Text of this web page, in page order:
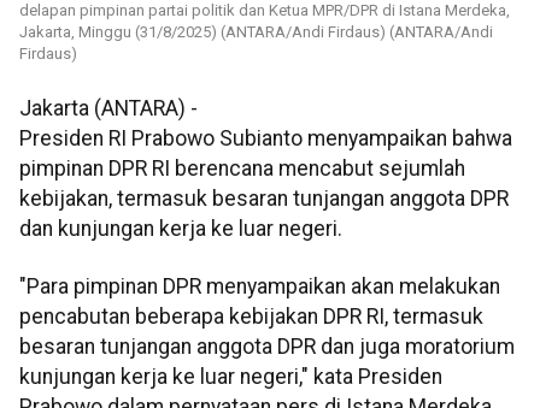
delapan pimpinan partai politik dan Ketua MPR/DPR di Istana Merdeka,
Jakarta, Minggu (31/8/2025) (ANTARA/Andi Firdaus) (ANTARA/Andi
Firdaus)
Jakarta (ANTARA) -
Presiden RI Prabowo Subianto menyampaikan bahwa
pimpinan DPR RI berencana mencabut sejumlah
kebijakan, termasuk besaran tunjangan anggota DPR
dan kunjungan kerja ke luar negeri.
"Para pimpinan DPR menyampaikan akan melakukan
pencabutan beberapa kebijakan DPR RI, termasuk
besaran tunjangan anggota DPR dan juga moratorium
kunjungan kerja ke luar negeri," kata Presiden